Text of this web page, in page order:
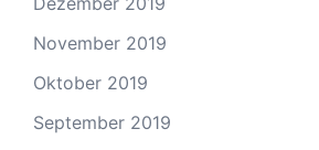
November 2019
Oktober 2019
September 2019